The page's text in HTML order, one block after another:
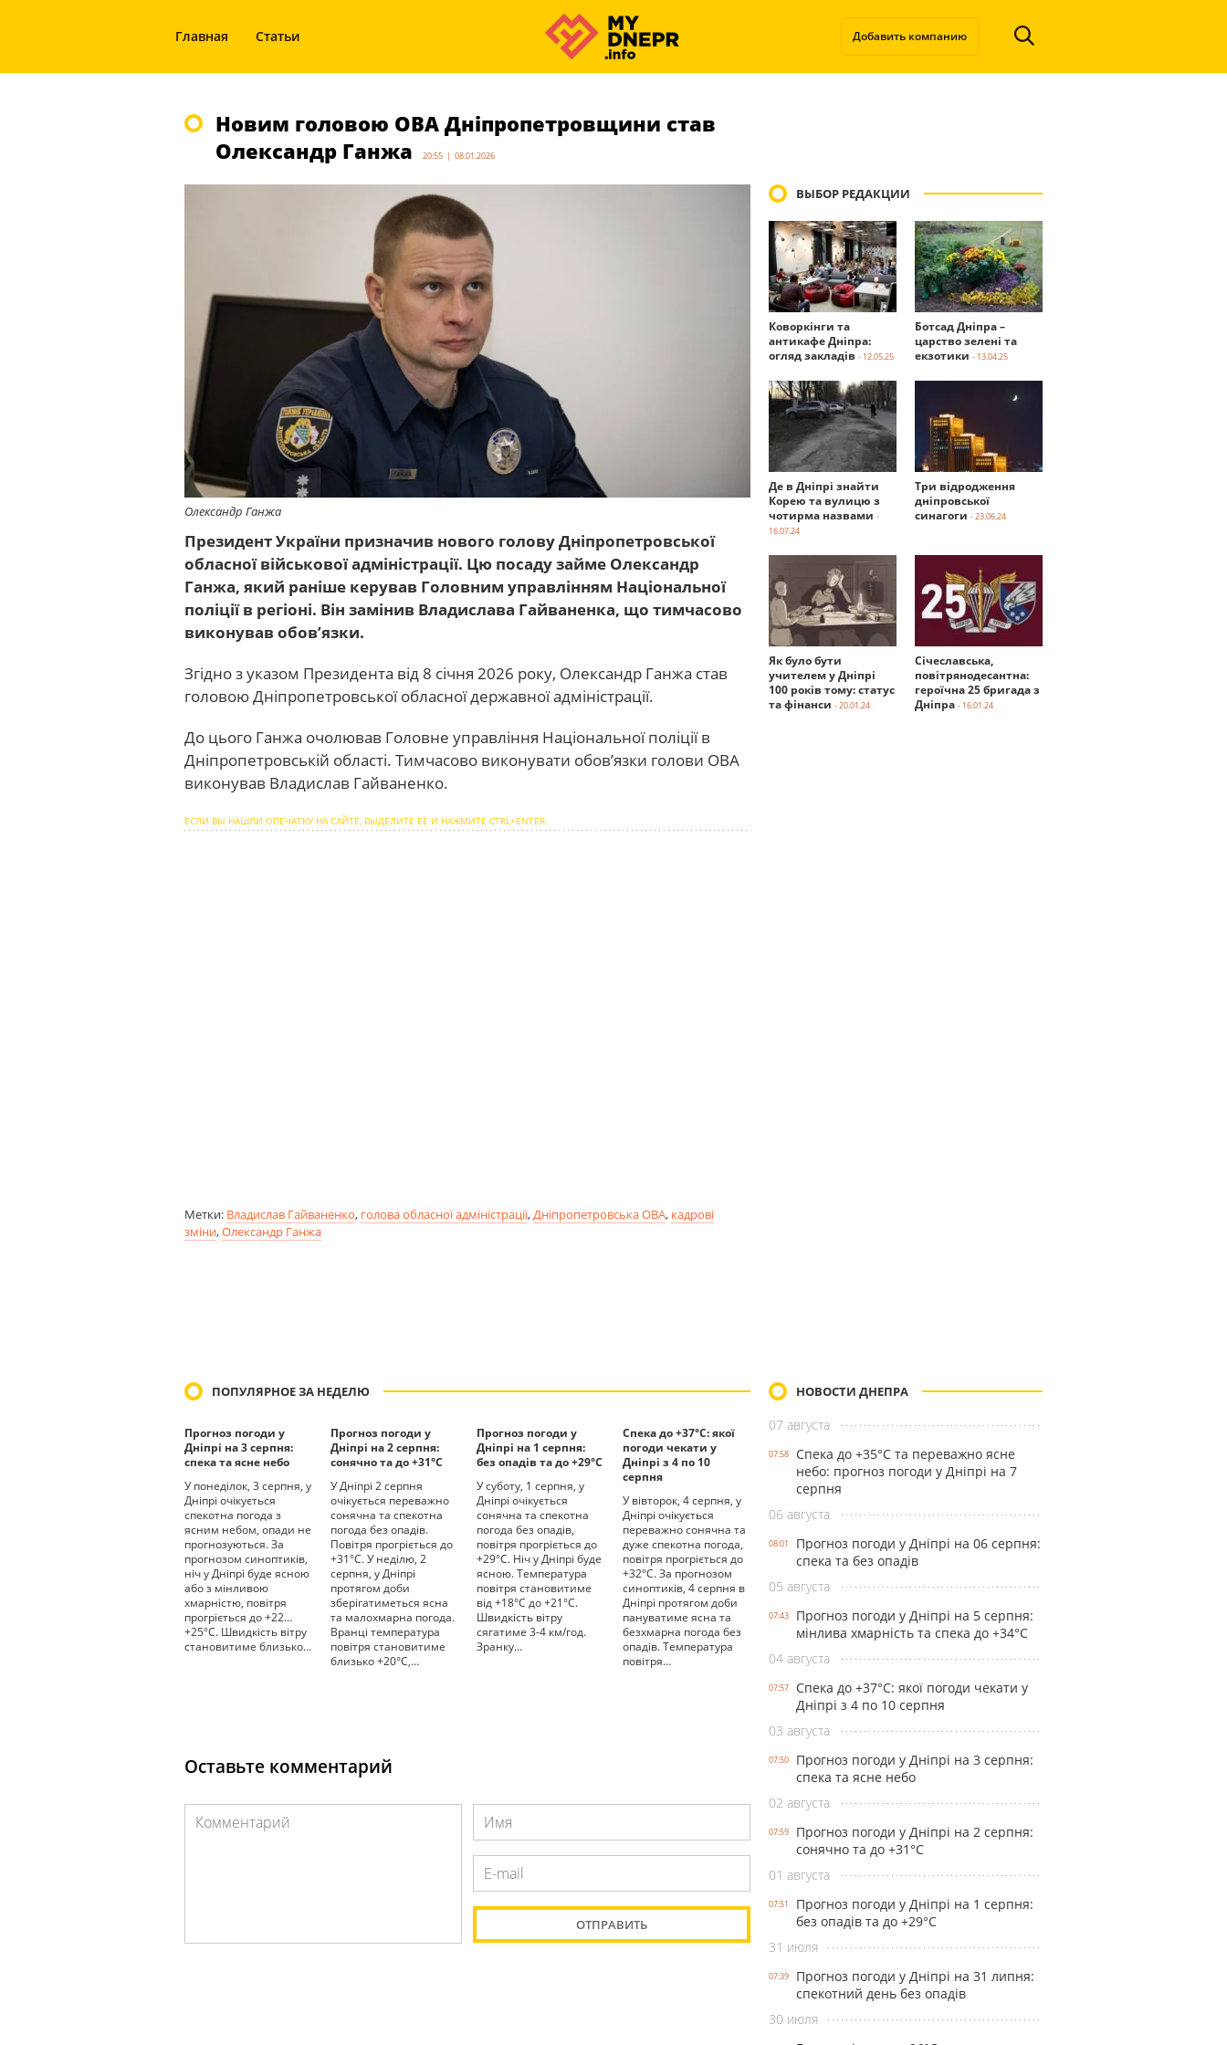
Главная Статьи Добавить компанию
Новим головою ОВА Дніпропетровщини став
Олександр Ганжа
20:55 | 08.01.2026
Олександр Ганжа
Президент України призначив нового голову Дніпропетровської
обласної військової адміністрації. Цю посаду займе Олександр
Ганжа, який раніше керував Головним управлінням Національної
поліції в регіоні. Він замінив Владислава Гайваненка, що тимчасово
виконував обов’язки.
Згідно з указом Президента від 8 січня 2026 року, Олександр Ганжа став
головою Дніпропетровської обласної державної адміністрації.
До цього Ганжа очолював Головне управління Національної поліції в
Дніпропетровській області. Тимчасово виконувати обов’язки голови ОВА
виконував Владислав Гайваненко.
ЕСЛИ ВЫ НАШЛИ ОПЕЧАТКУ НА САЙТЕ, ВЫДЕЛИТЕ ЕЕ И НАЖМИТЕ CTRL+ENTER
Метки: Владислав Гайваненко, голова обласної адміністрації,Дніпропетровська ОВА, кадрові
зміни,Олександр Ганжа
ВЫБОР РЕДАКЦИИ
Коворкінги та
антикафе Дніпра:
огляд закладів - 12.05.25
Ботсад Дніпра –
царство зелені та
екзотики - 13.04.25
Де в Дніпрі знайти
Корею та вулицю з
чотирма назвами -
16.07.24
Три відродження
дніпровської
синагоги - 23.06.24
Як було бути
учителем у Дніпрі
100 років тому: статус
та фінанси - 20.01.24
Січеславська,
повітрянодесантна:
героїчна 25 бригада з
Дніпра - 16.01.24
ПОПУЛЯРНОЕ ЗА НЕДЕЛЮ
Прогноз погоди у
Дніпрі на 3 серпня:
спека та ясне небо
У понеділок, 3 серпня, у
Дніпрі очікується
спекотна погода з
ясним небом, опади не
прогнозуються. За
прогнозом синоптиків,
ніч у Дніпрі буде ясною
або з мінливою
хмарністю, повітря
прогріється до +22…
+25°С. Швидкість вітру
становитиме близько…
Прогноз погоди у
Дніпрі на 2 серпня:
сонячно та до +31°С
У Дніпрі 2 серпня
очікується переважно
сонячна та спекотна
погода без опадів.
Повітря прогріється до
+31°С. У неділю, 2
серпня, у Дніпрі
протягом доби
зберігатиметься ясна
та малохмарна погода.
Вранці температура
повітря становитиме
близько +20°С,…
Прогноз погоди у
Дніпрі на 1 серпня:
без опадів та до +29°С
У суботу, 1 серпня, у
Дніпрі очікується
сонячна та спекотна
погода без опадів,
повітря прогріється до
+29°С. Ніч у Дніпрі буде
ясною. Температура
повітря становитиме
від +18°С до +21°С.
Швидкість вітру
сягатиме 3-4 км/год.
Зранку…
Спека до +37°С: якої
погоди чекати у
Дніпрі з 4 по 10
серпня
У вівторок, 4 серпня, у
Дніпрі очікується
переважно сонячна та
дуже спекотна погода,
повітря прогріється до
+32°С. За прогнозом
синоптиків, 4 серпня в
Дніпрі протягом доби
пануватиме ясна та
безхмарна погода без
опадів. Температура
повітря…
Оставьте комментарий
НОВОСТИ ДНЕПРА
07 августа
07:58
Спека до +35°С та переважно ясне
небо: прогноз погоди у Дніпрі на 7
серпня
06 августа
08:01
Прогноз погоди у Дніпрі на 06 серпня:
спека та без опадів
05 августа
07:43
Прогноз погоди у Дніпрі на 5 серпня:
мінлива хмарність та спека до +34°С
04 августа
07:57
Спека до +37°С: якої погоди чекати у
Дніпрі з 4 по 10 серпня
03 августа
07:50
Прогноз погоди у Дніпрі на 3 серпня:
спека та ясне небо
02 августа
07:59
Прогноз погоди у Дніпрі на 2 серпня:
сонячно та до +31°С
01 августа
07:51
Прогноз погоди у Дніпрі на 1 серпня:
без опадів та до +29°С
31 июля
07:39
Прогноз погоди у Дніпрі на 31 липня:
спекотний день без опадів
30 июля